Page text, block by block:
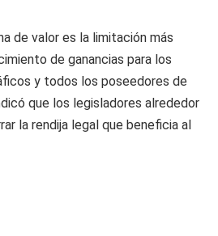
de valor es la limitación más
de ganancias para los
y todos los poseedores de
que los legisladores alrededor
la rendija legal que beneficia al